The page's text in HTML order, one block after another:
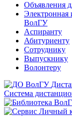
Объявления
Электронная
ВолГУ
Аспиранту
Абитуриенту
Сотруднику
Выпускнику
Волонтеру
Система